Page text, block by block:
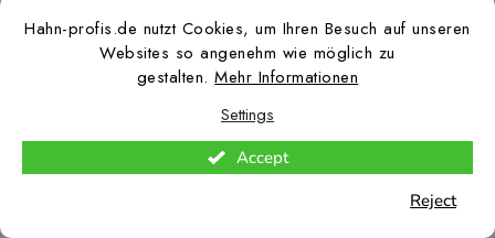
Hahn-profis.de nutzt Cookies, um Ihren Besuch auf unseren
Websites so angenehm wie möglich zu
gestalten.Mehr Informationen
Settings
Reject
Accept